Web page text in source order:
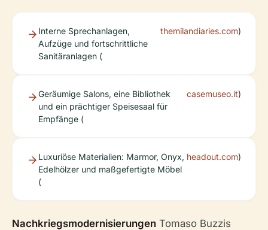
Interne Sprechanlagen,
Aufzüge und fortschrittliche
Sanitäranlagen (
themilandiaries.com)
Geräumige Salons, eine Bibliothek
und ein prächtiger Speisesaal für
Empfänge (
casemuseo.it)
Luxuriöse Materialien: Marmor, Onyx,
Edelhölzer und maßgefertigte Möbel
(
headout.com)
Nachkriegsmodernisierungen Tomaso Buzzis